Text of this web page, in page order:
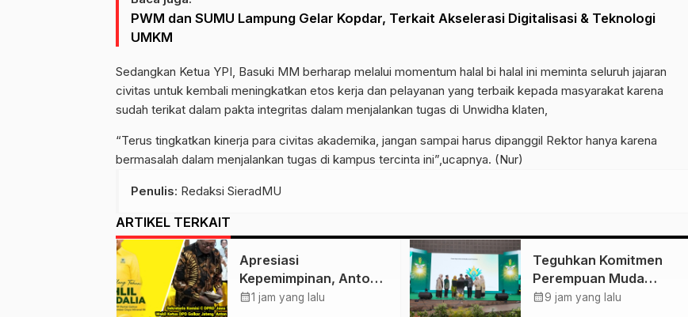
PWM dan SUMU Lampung Gelar Kopdar, Terkait Akselerasi Digitalisasi & Teknologi
UMKM
Sedangkan Ketua YPI, Basuki MM berharap melalui momentum halal bi halal ini meminta seluruh jajaran
civitas untuk kembali meningkatkan etos kerja dan pelayanan yang terbaik kepada masyarakat karena
sudah terikat dalam pakta integritas dalam menjalankan tugas di Unwidha klaten,
“Terus tingkatkan kinerja para civitas akademika, jangan sampai harus dipanggil Rektor hanya karena
bermasalah dalam menjalankan tugas di kampus tercinta ini”,ucapnya. (Nur)
Penulis: Redaksi SieradMU
ARTIKEL TERKAIT
Apresiasi
Kepemimpinan, Anton
Lami Suhadi dan
calendar_month1 jam yang lalu
Teguhkan Komitmen
Perempuan Muda
Berkemajuan, Haedar
calendar_month9 jam yang lalu